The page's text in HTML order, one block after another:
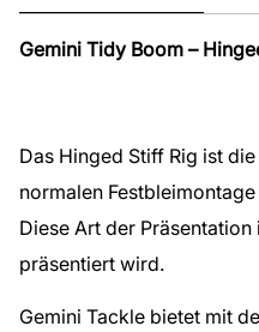
Gemini Tidy Boom –
Das Hinged Stiff Rig ist
normalen
Diese Art der
präsentiert wird.
Gemini Tackle bietet mit